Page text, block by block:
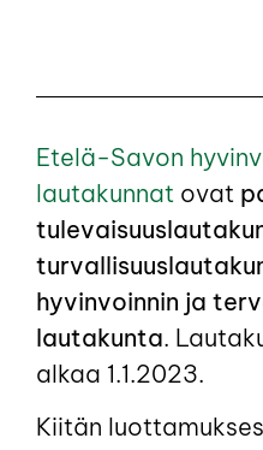
Etelä-Savon
lautakunnat ovat
hyvinvoinnin ja
lautakunta.
alkaa 1.1.2023.
Kiitän